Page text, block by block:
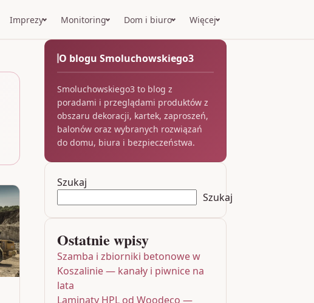
Imprezy Monitoring Dom i biuro Więcej
O blogu Smoluchowskiego3
Smoluchowskiego3 to blog z
poradami i przeglądami produktów z
obszaru dekoracji, kartek, zaproszeń,
balonów oraz wybranych rozwiązań
do domu, biura i bezpieczeństwa.
Szukaj
Szukaj
Ostatnie wpisy
Szamba i zbiorniki betonowe w
Koszalinie — kanały i piwnice na
lata
Laminaty HPL od Woodeco —